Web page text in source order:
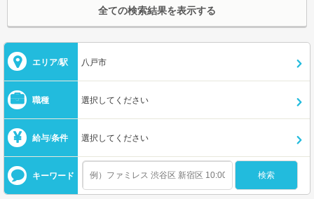
全ての検索結果を表示する
エリア/駅 八戸市
職種 選択してください
給与/条件 選択してください
キーワード